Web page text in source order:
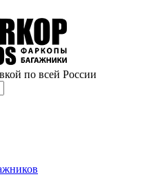
по всей России